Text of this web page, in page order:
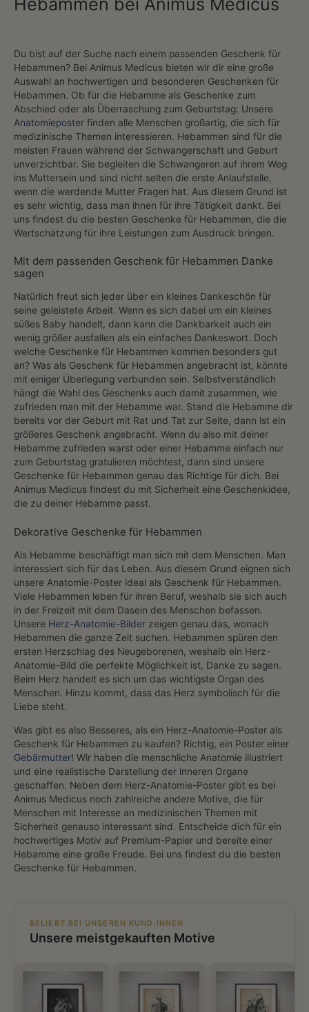
Du bist auf der Suche nach einem passenden Geschenk für
Hebammen? Bei Animus Medicus bieten wir dir eine große
Auswahl an hochwertigen und besonderen Geschenken für
Hebammen. Ob für die Hebamme als Geschenke zum
Abschied oder als Überraschung zum Geburtstag: Unsere
Anatomieposter finden alle Menschen großartig, die sich für
medizinische Themen interessieren. Hebammen sind für die
meisten Frauen während der Schwangerschaft und Geburt
unverzichtbar. Sie begleiten die Schwangeren auf ihrem Weg
ins Muttersein und sind nicht selten die erste Anlaufstelle,
wenn die werdende Mutter Fragen hat. Aus diesem Grund ist
es sehr wichtig, dass man ihnen für ihre Tätigkeit dankt. Bei
uns findest du die besten Geschenke für Hebammen, die die
Wertschätzung für ihre Leistungen zum Ausdruck bringen.
Mit dem passenden Geschenk für Hebammen Danke
sagen
Natürlich freut sich jeder über ein kleines Dankeschön für
seine geleistete Arbeit. Wenn es sich dabei um ein kleines
süßes Baby handelt, dann kann die Dankbarkeit auch ein
wenig größer ausfallen als ein einfaches Dankeswort. Doch
welche Geschenke für Hebammen kommen besonders gut
an? Was als Geschenk für Hebammen angebracht ist, könnte
mit einiger Überlegung verbunden sein. Selbstverständlich
hängt die Wahl des Geschenks auch damit zusammen, wie
zufrieden man mit der Hebamme war. Stand die Hebamme dir
bereits vor der Geburt mit Rat und Tat zur Seite, dann ist ein
größeres Geschenk angebracht. Wenn du also mit deiner
Hebamme zufrieden warst oder einer Hebamme einfach nur
zum Geburtstag gratulieren möchtest, dann sind unsere
Geschenke für Hebammen genau das Richtige für dich. Bei
Animus Medicus findest du mit Sicherheit eine Geschenkidee,
die zu deiner Hebamme passt.
Dekorative Geschenke für Hebammen
Als Hebamme beschäftigt man sich mit dem Menschen. Man
interessiert sich für das Leben. Aus diesem Grund eignen sich
unsere Anatomie-Poster ideal als Geschenk für Hebammen.
Viele Hebammen leben für ihren Beruf, weshalb sie sich auch
in der Freizeit mit dem Dasein des Menschen befassen.
Unsere Herz-Anatomie-Bilder zeigen genau das, wonach
Hebammen die ganze Zeit suchen. Hebammen spüren den
ersten Herzschlag des Neugeborenen, weshalb ein Herz-
Anatomie-Bild die perfekte Möglichkeit ist, Danke zu sagen.
Beim Herz handelt es sich um das wichtigste Organ des
Menschen. Hinzu kommt, dass das Herz symbolisch für die
Liebe steht.
Was gibt es also Besseres, als ein Herz-Anatomie-Poster als
Geschenk für Hebammen zu kaufen? Richtig, ein Poster einer
Gebärmutter! Wir haben die menschliche Anatomie illustriert
und eine realistische Darstellung der inneren Organe
geschaffen. Neben dem Herz-Anatomie-Poster gibt es bei
Animus Medicus noch zahlreiche andere Motive, die für
Menschen mit Interesse an medizinischen Themen mit
Sicherheit genauso interessant sind. Entscheide dich für ein
hochwertiges Motiv auf Premium-Papier und bereite einer
Hebamme eine große Freude. Bei uns findest du die besten
Geschenke für Hebammen.
BELIEBT BEI UNSEREN KUND:INNEN
Unsere meistgekauften Motive